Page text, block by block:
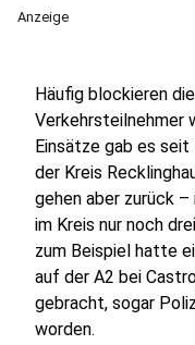
Anzeige
Häufig blockieren
Verkehrsteilnehmer
Einsätze gab es seit
der Kreis
gehen aber zurück
im Kreis nur noch
zum Beispiel hatte
auf der A2 bei
gebracht, sogar
worden.